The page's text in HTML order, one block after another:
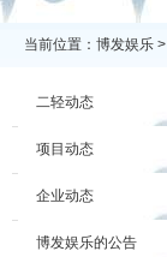
当前位置： 博发娱乐 >
二轻动态
项目动态
企业动态
博发娱乐的公告